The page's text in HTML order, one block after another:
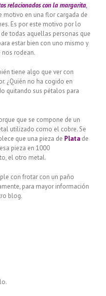
relacionados con la margarita,
motivo en una flor cargada de
Es por este motivo por lo
todas aquellas personas que
estar bien con uno mismo y
nos rodean.
tiene algo que ver con
¿Quién no ha cogido en
quitando sus pétalos para
que se compone de un
utilizado como el cobre. Se
que una pieza de Plata de
pieza en 1000
el otro metal.
con frotar con un paño
para mayor información
blog.